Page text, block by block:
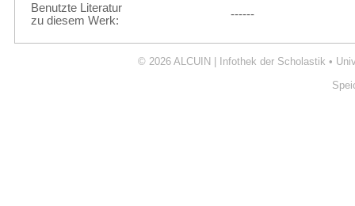
Benutzte Literatur
zu diesem Werk:
------
© 2026 ALCUIN | Infothek der Scholastik •